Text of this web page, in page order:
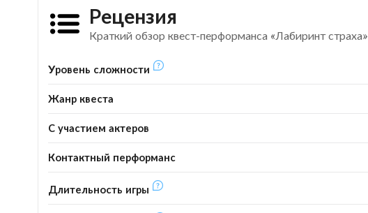
Рецензия
Краткий обзор квест-перформанса «Лабиринт страха»
Уровень сложности
Жанр квеста
С участием актеров
Контактный перформанс
Длительность игры